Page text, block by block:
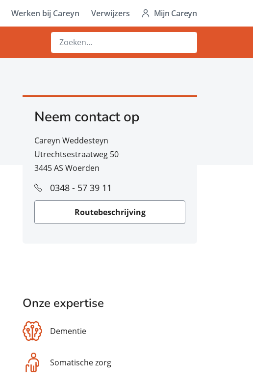
Werken bij Careyn Verwijzers Mijn Careyn
Neem contact op
Careyn Weddesteyn
Utrechtsestraatweg 50
3445 AS Woerden
0348 - 57 39 11
Routebeschrijving
Onze expertise
Dementie
Somatische zorg